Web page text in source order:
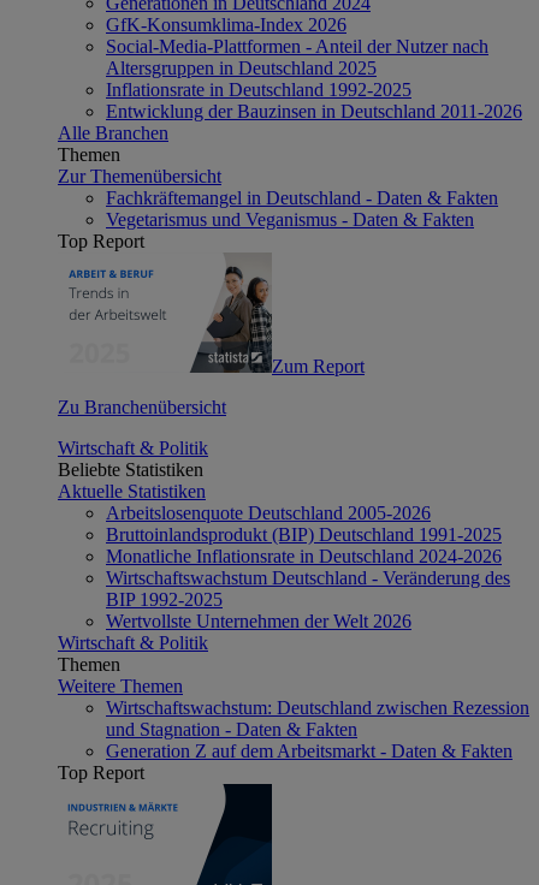
GfK-Konsumklima-Index 2026
Social-Media-Plattformen - Anteil der Nutzer nach
Altersgruppen in Deutschland 2025
Inflationsrate in Deutschland 1992-2025
Entwicklung der Bauzinsen in Deutschland 2011-2026
Alle Branchen
Themen
Zur Themenübersicht
Fachkräftemangel in Deutschland - Daten & Fakten
Vegetarismus und Veganismus - Daten & Fakten
Top Report
Zum Report
Zu Branchenübersicht
Wirtschaft & Politik
Beliebte Statistiken
Aktuelle Statistiken
Arbeitslosenquote Deutschland 2005-2026
Bruttoinlandsprodukt (BIP) Deutschland 1991-2025
Monatliche Inflationsrate in Deutschland 2024-2026
Wirtschaftswachstum Deutschland - Veränderung des
BIP 1992-2025
Wertvollste Unternehmen der Welt 2026
Wirtschaft & Politik
Themen
Weitere Themen
Wirtschaftswachstum: Deutschland zwischen Rezession
und Stagnation - Daten & Fakten
Generation Z auf dem Arbeitsmarkt - Daten & Fakten
Top Report